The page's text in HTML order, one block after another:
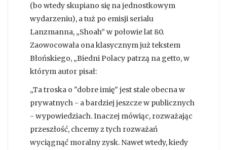
(bo wtedy skupiano się na jednostkowym
wydarzeniu), a tuż po emisji serialu
Lanzmanna, „Shoah” w połowie lat 80.
Zaowocowała ona klasycznym już tekstem
Błońskiego, „Biedni Polacy patrzą na getto, w
którym autor pisał:
„Ta troska o "dobre imię" jest stale obecna w
prywatnych - a bardziej jeszcze w publicznych
- wypowiedziach. Inaczej mówiąc, rozważając
przeszłość, chcemy z tych rozważań
wyciągnąć moralny zysk. Nawet wtedy, kiedy